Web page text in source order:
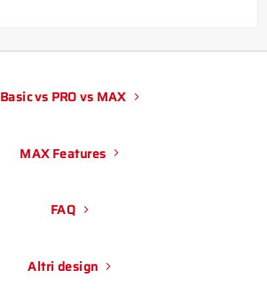
Basic vs PRO vs MAX
MAX Features
FAQ
Altri design